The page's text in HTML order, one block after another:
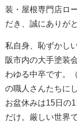
装・屋根専門店ロ
だき、誠にありが
私自身、恥ずかし
阪市内の大手塗装
わゆる中卒です。
の職人さんたちに
お盆休みは15日の
だけ。厳しい世界